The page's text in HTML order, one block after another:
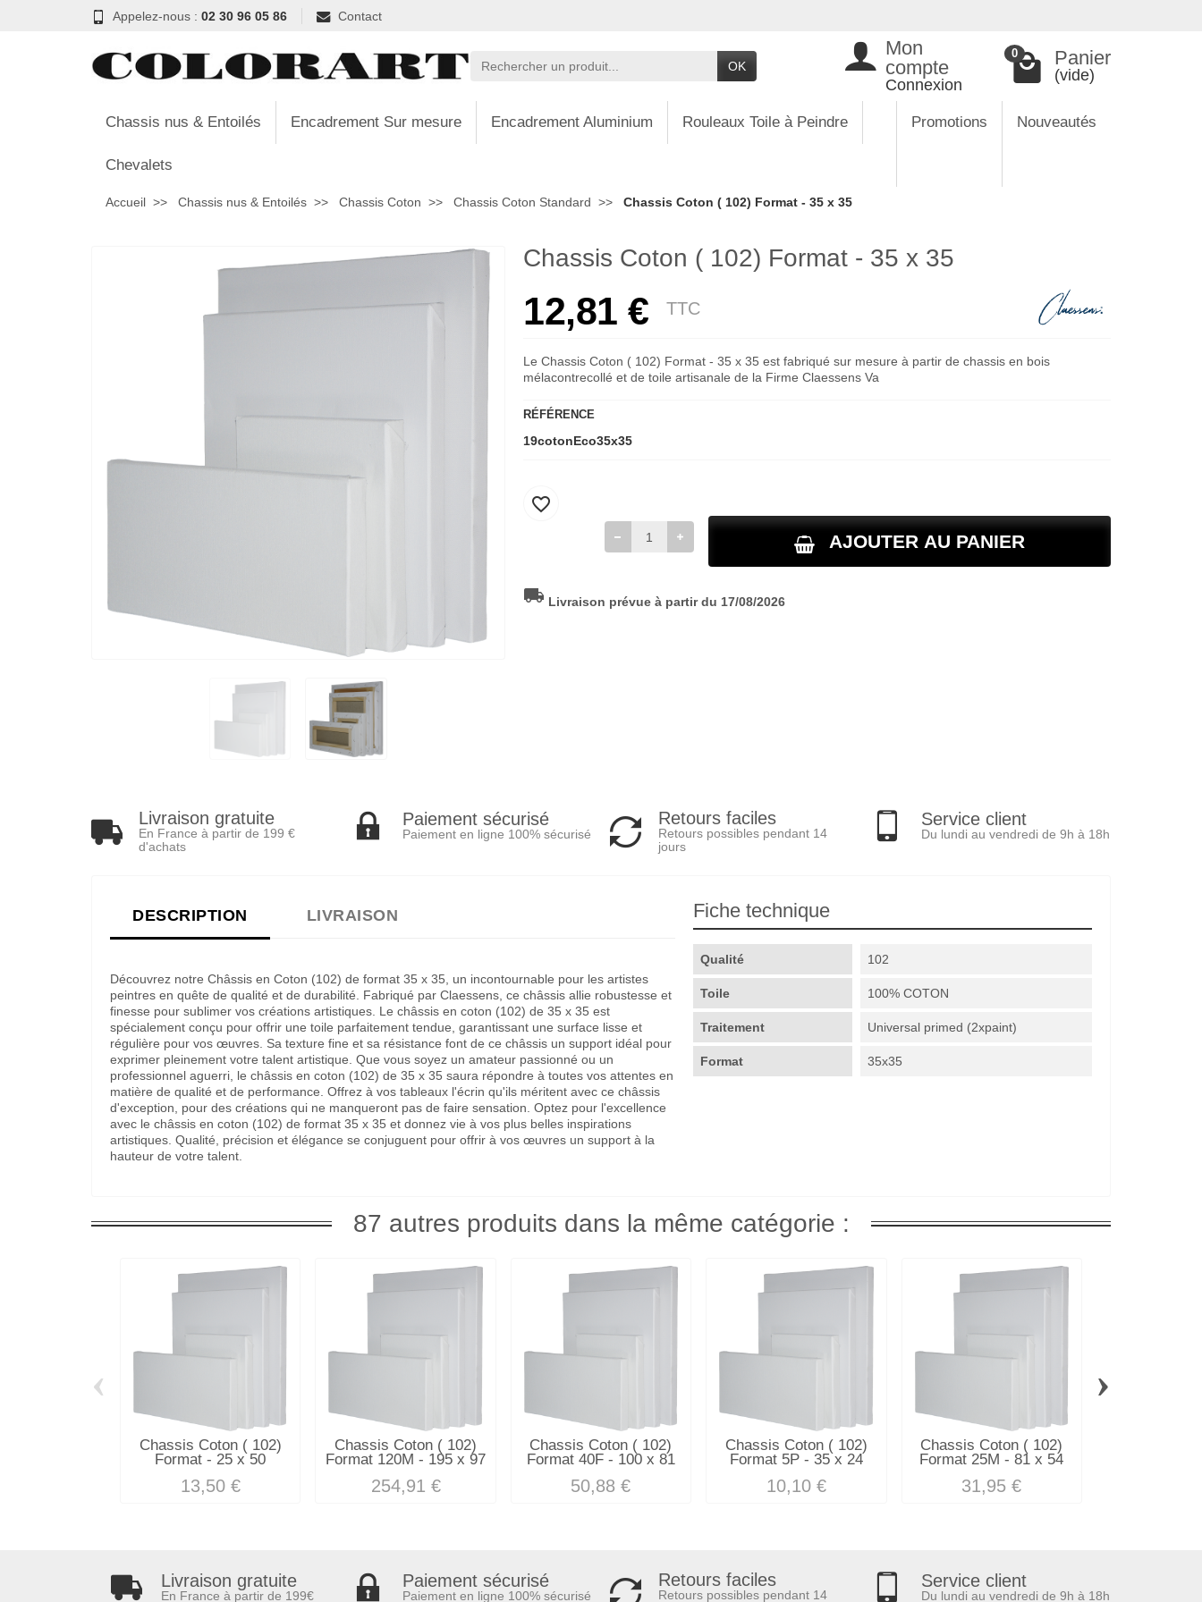
Appelez-nous : 02 30 96 05 86 Contact
OK
Mon
compte
Connexion
0 Panier
(vide)
Chassis nus & Entoilés Encadrement Sur mesure Encadrement Aluminium Rouleaux Toile à Peindre
Chevalets
Promotions Nouveautés
Accueil Chassis nus & Entoilés Chassis Coton Chassis Coton Standard Chassis Coton ( 102) Format - 35 x 35
Chassis Coton ( 102) Format - 35 x 35
12,81 € TTC
Le Chassis Coton ( 102) Format - 35 x 35 est fabriqué sur mesure à partir de chassis en bois
mélacontrecollé et de toile artisanale de la Firme Claessens Va
RÉFÉRENCE
19cotonEco35x35
AJOUTER AU PANIER
favorite_border
local_shipping Livraison prévue à partir du 17/08/2026
Livraison gratuite
En France à partir de 199 €
d'achats
Paiement sécurisé
Paiement en ligne 100% sécurisé
Retours faciles
Retours possibles pendant 14
jours
Service client
Du lundi au vendredi de 9h à 18h
DESCRIPTION LIVRAISON
Découvrez notre Châssis en Coton (102) de format 35 x 35, un incontournable pour les artistes
peintres en quête de qualité et de durabilité. Fabriqué par Claessens, ce châssis allie robustesse et
finesse pour sublimer vos créations artistiques. Le châssis en coton (102) de 35 x 35 est
spécialement conçu pour offrir une toile parfaitement tendue, garantissant une surface lisse et
régulière pour vos œuvres. Sa texture fine et sa résistance font de ce châssis un support idéal pour
exprimer pleinement votre talent artistique. Que vous soyez un amateur passionné ou un
professionnel aguerri, le châssis en coton (102) de 35 x 35 saura répondre à toutes vos attentes en
matière de qualité et de performance. Offrez à vos tableaux l'écrin qu'ils méritent avec ce châssis
d'exception, pour des créations qui ne manqueront pas de faire sensation. Optez pour l'excellence
avec le châssis en coton (102) de format 35 x 35 et donnez vie à vos plus belles inspirations
artistiques. Qualité, précision et élégance se conjuguent pour offrir à vos œuvres un support à la
hauteur de votre talent.
Fiche technique
Qualité 102
Toile 100% COTON
Traitement Universal primed (2xpaint)
Format 35x35
87 autres produits dans la même catégorie :
Chassis Coton ( 102)
Format - 25 x 50
13,50 €
Chassis Coton ( 102)
Format 120M - 195 x 97
254,91 €
Chassis Coton ( 102)
Format 40F - 100 x 81
50,88 €
Chassis Coton ( 102)
Format 5P - 35 x 24
10,10 €
Chassis Coton ( 102)
Format 25M - 81 x 54
31,95 €
‹ ›
Livraison gratuite
En France à partir de 199€
Paiement sécurisé
Paiement en ligne 100% sécurisé
Retours faciles
Retours possibles pendant 14
Service client
Du lundi au vendredi de 9h à 18h